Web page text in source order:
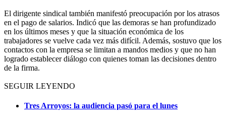
El dirigente sindical también manifestó preocupación por los atrasos
en el pago de salarios. Indicó que las demoras se han profundizado
en los últimos meses y que la situación económica de los
trabajadores se vuelve cada vez más difícil. Además, sostuvo que los
contactos con la empresa se limitan a mandos medios y que no han
logrado establecer diálogo con quienes toman las decisiones dentro
de la firma.
SEGUIR LEYENDO
Tres Arroyos: la audiencia pasó para el lunes